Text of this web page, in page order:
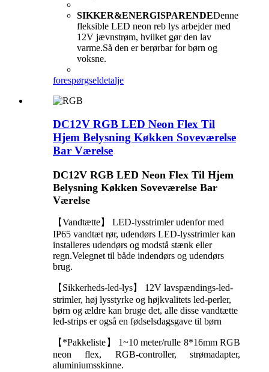
SIKKER&ENERGISPARENDEDenne
fleksible LED neon reb lys arbejder med
12V jævnstrøm, hvilket gør den lav
varme.Så den er berørbar for børn og
voksne.
forespørgseldetalje
DC12V RGB LED Neon Flex Til
Hjem Belysning Køkken Soveværelse
Bar Værelse
DC12V RGB LED Neon Flex Til Hjem
Belysning Køkken Soveværelse Bar
Værelse
【Vandtætte】 LED-lysstrimler udenfor med
IP65 vandtæt rør, udendørs LED-lysstrimler kan
installeres udendørs og modstå stænk eller
regn.Velegnet til både indendørs og udendørs
brug.
【Sikkerheds-led-lys】 12V lavspændings-led-
strimler, høj lysstyrke og højkvalitets led-perler,
børn og ældre kan bruge det, alle disse vandtætte
led-strips er også en fødselsdagsgave til børn
【*Pakkeliste】 1~10 meter/rulle 8*16mm RGB
neon flex, RGB-controller, strømadapter,
aluminiumsskinne.